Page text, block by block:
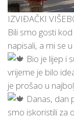
IZVIĐAČKI
Bili smo gosti
napisali, a mi se
Bio je lijep i
vrijeme je bilo
je prošao u
Danas, dan
smo iskoristili za